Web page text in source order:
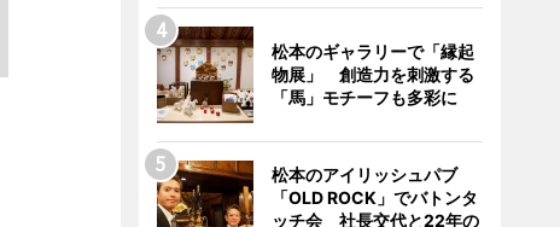
松本のギャラリーで「縁起
物展」 創造力を刺激する
「馬」モチーフも多彩に
松本のアイリッシュパブ
「OLD ROCK」でバトンタ
ッチ会 社長交代と22年の